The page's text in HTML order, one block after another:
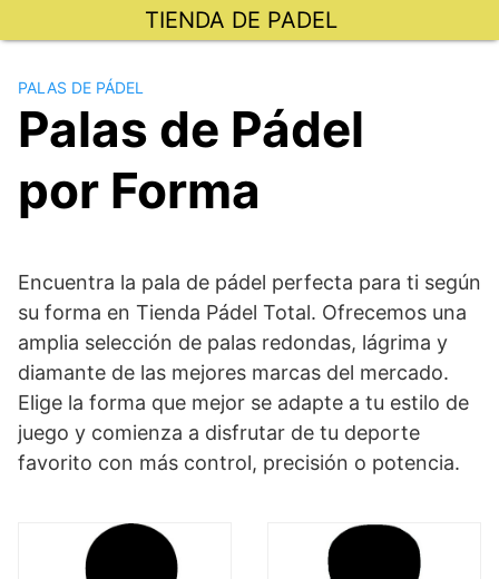
al
TIENDA DE PADEL
PALAS DE PÁDEL
Palas de Pádel
por Forma
Encuentra la pala de pádel perfecta para ti según
su forma en Tienda Pádel Total. Ofrecemos una
amplia selección de palas redondas, lágrima y
diamante de las mejores marcas del mercado.
Elige la forma que mejor se adapte a tu estilo de
juego y comienza a disfrutar de tu deporte
favorito con más control, precisión o potencia.